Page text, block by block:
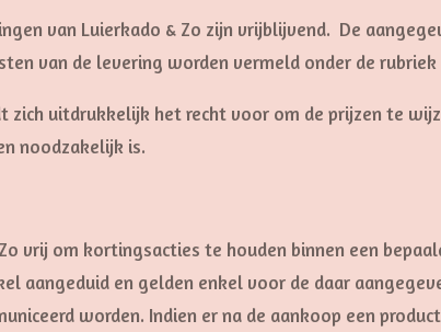
van Luierkado & Zo zijn vrijblijvend. De
van de levering worden vermeld onder de
zich uitdrukkelijk het recht voor om de prijzen te
noodzakelijk is.
vrij om kortingsacties te houden binnen een
aangeduid en gelden enkel voor de daar
worden. Indien er na de aankoop een